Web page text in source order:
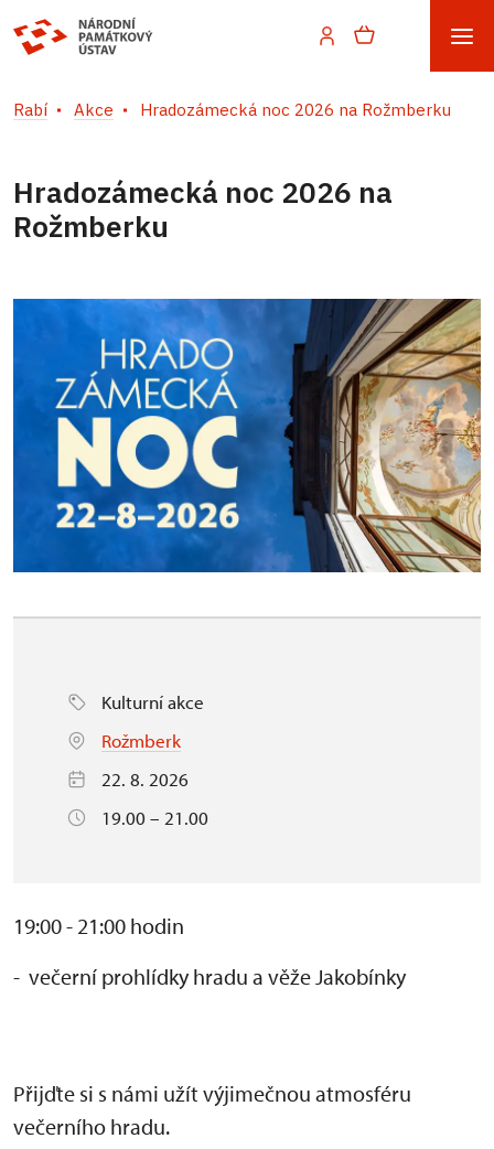
Rabí Akce Hradozámecká noc 2026 na Rožmberku
Hradozámecká noc 2026 na
Rožmberku
Kulturní akce
Rožmberk
22. 8. 2026
19.00 – 21.00
19:00 - 21:00 hodin
- večerní prohlídky hradu a věže Jakobínky
Přijďte si s námi užít výjimečnou atmosféru
večerního hradu.